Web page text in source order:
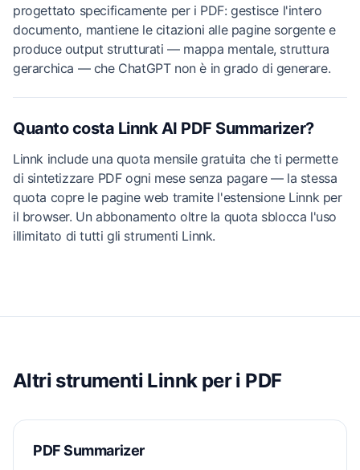
progettato specificamente per i PDF: gestisce l'intero
documento, mantiene le citazioni alle pagine sorgente e
produce output strutturati — mappa mentale, struttura
gerarchica — che ChatGPT non è in grado di generare.
Quanto costa Linnk AI PDF Summarizer?
Linnk include una quota mensile gratuita che ti permette
di sintetizzare PDF ogni mese senza pagare — la stessa
quota copre le pagine web tramite l'estensione Linnk per
il browser. Un abbonamento oltre la quota sblocca l'uso
illimitato di tutti gli strumenti Linnk.
Altri strumenti Linnk per i PDF
PDF Summarizer